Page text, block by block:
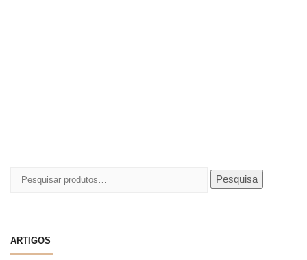
Pesquisar
Pesquisa
ARTIGOS